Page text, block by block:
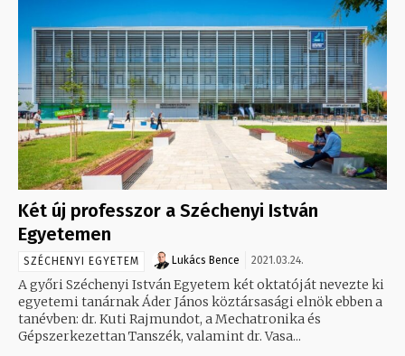
Két új professzor a Széchenyi István
Egyetemen
SZÉCHENYI EGYETEM Lukács Bence 2021.03.24.
A győri Széchenyi István Egyetem két oktatóját nevezte ki
egyetemi tanárnak Áder János köztársasági elnök ebben a
tanévben: dr. Kuti Rajmundot, a Mechatronika és
Gépszerkezettan Tanszék, valamint dr. Vasa...